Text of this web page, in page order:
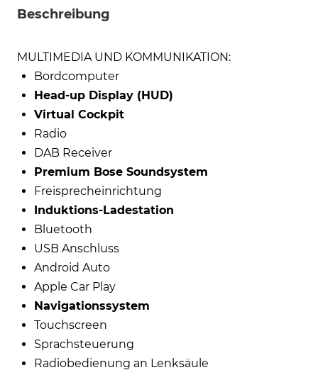
Beschreibung
MULTIMEDIA UND KOMMUNIKATION:
Bordcomputer
Head-up Display (HUD)
Virtual Cockpit
Radio
DAB Receiver
Premium Bose Soundsystem
Freisprecheinrichtung
Induktions-Ladestation
Bluetooth
USB Anschluss
Android Auto
Apple Car Play
Navigationssystem
Touchscreen
Sprachsteuerung
Radiobedienung an Lenksäule